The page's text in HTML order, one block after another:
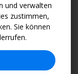
gebucht und
der
Werden Sie jetzt
zu
und verwalten
zustimmen,
Sie können